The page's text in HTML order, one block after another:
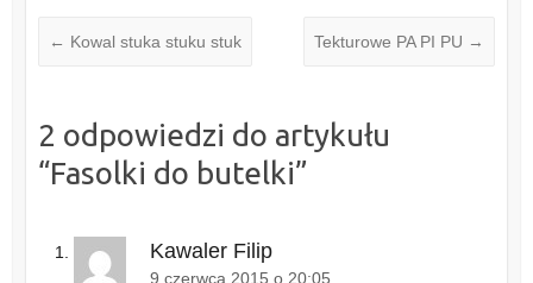
← Kowal stuka stuku stuk Tekturowe PA PI PU →
2 odpowiedzi do artykułu
“Fasolki do butelki”
Kawaler Filip
9 czerwca 2015 o 20:05